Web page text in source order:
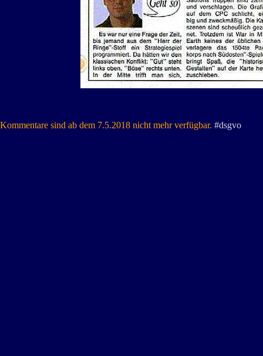
Kommentare sind ab dem 7.5.2018 nicht mehr verfügbar. #dsgvo